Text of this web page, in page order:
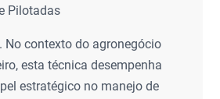
Pilotadas
No contexto do agronegócio
esta técnica desempenha
estratégico no manejo de